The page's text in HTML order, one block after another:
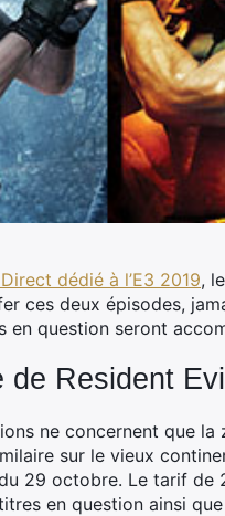
dédié à l’E3 2019,
ces deux épisodes,
en question seront
de Resident
ne concernent que
sur le vieux
29 octobre. Le tarif de
en question ainsi